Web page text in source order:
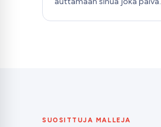
SUOSITTUJA MALLEJA